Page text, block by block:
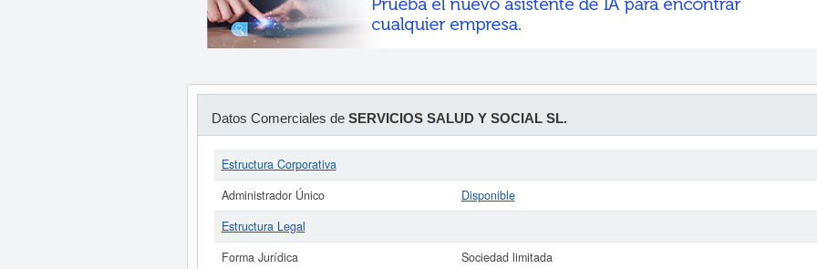
Datos Comerciales de SERVICIOS SALUD Y SOCIAL SL.
Estructura Corporativa
Administrador Único
Disponible
Estructura Legal
Forma Jurídica
Sociedad limitada